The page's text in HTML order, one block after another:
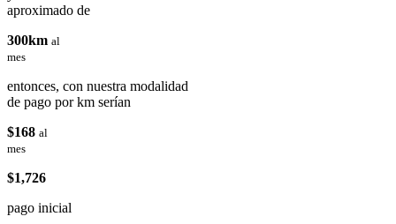
aproximado de
300km al
mes
entonces, con nuestra modalidad
de pago por km serían
$168 al
mes
$1,726
pago inicial